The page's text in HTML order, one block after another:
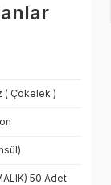
( Çökelek )
50 Adet